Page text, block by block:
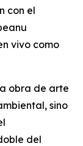
con el
vivo como
obra de arte
sino
del